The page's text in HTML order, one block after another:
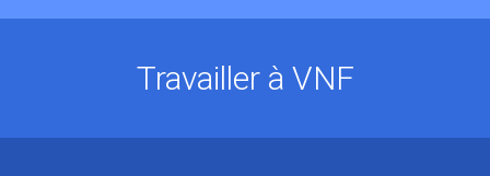
Travailler à VNF